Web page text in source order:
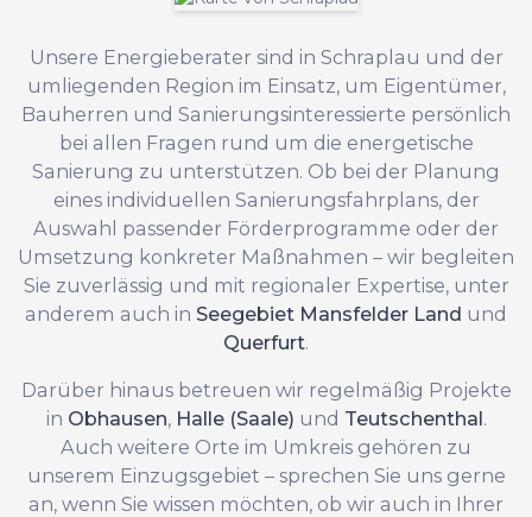
Unsere Energieberater sind in Schraplau und der
umliegenden Region im Einsatz, um Eigentümer,
Bauherren und Sanierungsinteressierte persönlich
bei allen Fragen rund um die energetische
Sanierung zu unterstützen. Ob bei der Planung
eines individuellen Sanierungsfahrplans, der
Auswahl passender Förderprogramme oder der
Umsetzung konkreter Maßnahmen – wir begleiten
Sie zuverlässig und mit regionaler Expertise, unter
anderem auch in Seegebiet Mansfelder Land und
Querfurt.
Darüber hinaus betreuen wir regelmäßig Projekte
in Obhausen, Halle (Saale) und Teutschenthal.
Auch weitere Orte im Umkreis gehören zu
unserem Einzugsgebiet – sprechen Sie uns gerne
an, wenn Sie wissen möchten, ob wir auch in Ihrer